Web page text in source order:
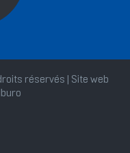
réservés | Site web